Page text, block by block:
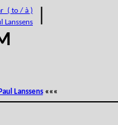
( to / à )
Lanssens
Lanssens«««